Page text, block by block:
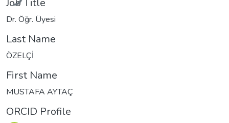
Dr. Öğr. Üyesi
Last Name
ÖZELÇİ
First Name
MUSTAFA AYTAÇ
ORCID Profile